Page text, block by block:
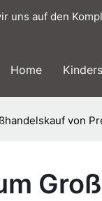
uns auf den
Home
von